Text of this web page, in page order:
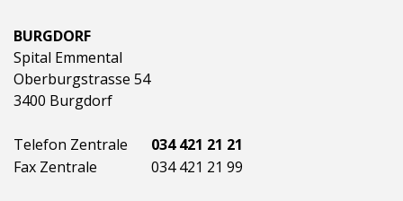
BURGDORF
Spital Emmental
Oberburgstrasse 54
3400 Burgdorf
Telefon Zentrale
034 421 21 21
Fax Zentrale
034 421 21 99